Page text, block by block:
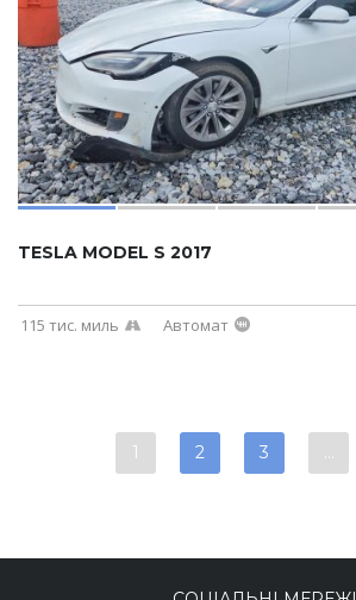
TESLA MODEL S 2017
115 тис. миль Автомат
1 2 3 …